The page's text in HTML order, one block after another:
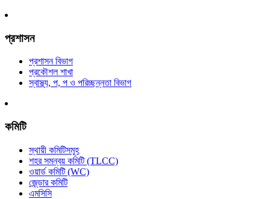
প্রশাসন
প্রশাসন বিভাগ
প্রকৌশল শাখা
স্বাস্থ্য, প, প ও পরিচ্ছন্নতা ‍বিভাগ
কমিটি
স্থায়ী কমিটিসমূহ
শহর সমন্বয় কমিটি (TLCC)
ওয়ার্ড কমিটি (WC)
জে্ন্ডার কমিটি
এমসিসি